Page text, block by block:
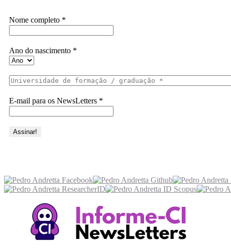
Nome completo *
Ano do nascimento *
E-mail para os NewsLetters *